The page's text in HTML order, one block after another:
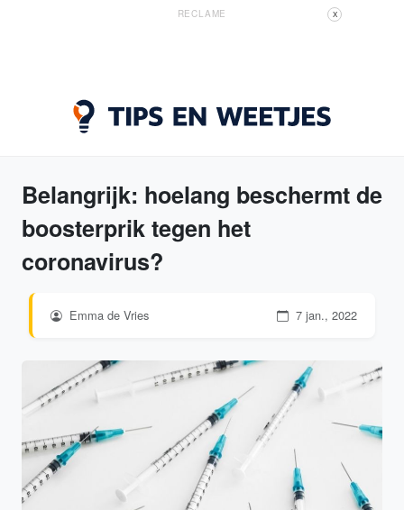
RECLAME X
Belangrijk: hoelang beschermt de
boosterprik tegen het
coronavirus?
Emma de Vries 7 jan., 2022